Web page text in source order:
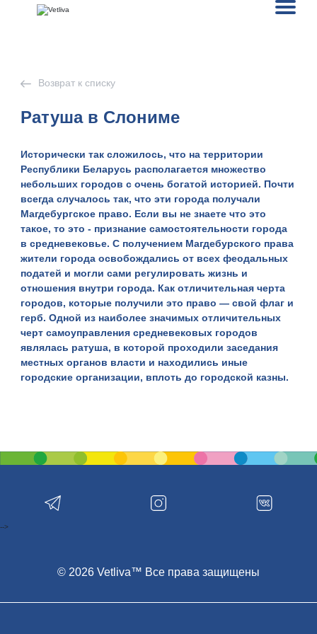
Возврат к списку
Ратуша в Слониме
Исторически так сложилось, что на территории
Республики Беларусь располагается множество
небольших городов с очень богатой историей. Почти
всегда случалось так, что эти города получали
Магдебургское право. Если вы не знаете что это
такое, то это - признание самостоятельности города
в средневековье. С получением Магдебурского права
жители города освобождались от всех феодальных
податей и могли сами регулировать жизнь и
отношения внутри города. Как отличительная черта
городов, которые получили это право — свой флаг и
герб. Одной из наиболее значимых отличительных
черт самоуправления средневековых городов
являлась ратуша, в которой проходили заседания
местных органов власти и находились иные
городские организации, вплоть до городской казны.
Гродненской области. Слоним считается одним из
старейших городов в нашей стране, поскольку по
укрепленных поселений на территории современного
городадатируется 1036 годом
. А первое письменное
означает «укрепление». Признание
© 2026 Vetliva™ Все права защищены
-->